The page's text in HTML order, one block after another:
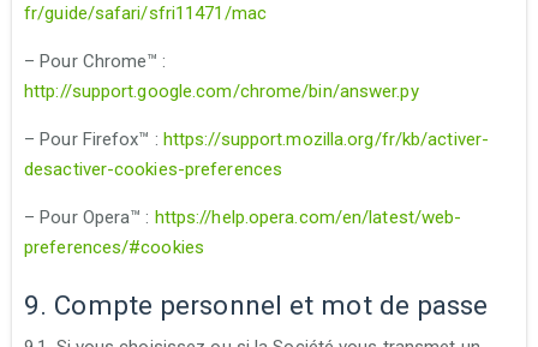
fr/guide/safari/sfri11471/mac
– Pour Chrome™ :
http://support.google.com/chrome/bin/answer.py
– Pour Firefox™ : https://support.mozilla.org/fr/kb/activer-
desactiver-cookies-preferences
– Pour Opera™ : https://help.opera.com/en/latest/web-
preferences/#cookies
9. Compte personnel et mot de passe